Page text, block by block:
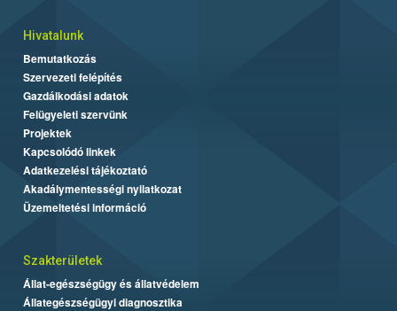
Hivatalunk
Bemutatkozás
Szervezeti felépítés
Gazdálkodási adatok
Felügyeleti szervünk
Projektek
Kapcsolódó linkek
Adatkezelési tájékoztató
Akadálymentességi nyilatkozat
Üzemeltetési információ
Szakterületek
Állat-egészségügy és állatvédelem
Állategészségügyi diagnosztika